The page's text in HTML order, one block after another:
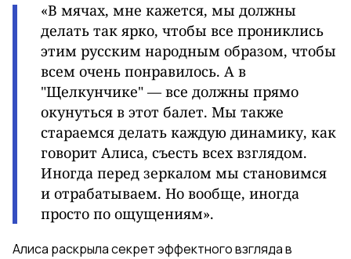
«В мячах, мне кажется, мы должны
делать так ярко, чтобы все прониклись
этим русским народным образом, чтобы
всем очень понравилось. А в
"Щелкунчике" — все должны прямо
окунуться в этот балет. Мы также
стараемся делать каждую динамику, как
говорит Алиса, съесть всех взглядом.
Иногда перед зеркалом мы становимся
и отрабатываем. Но вообще, иногда
просто по ощущениям».
Алиса раскрыла секрет эффектного взгляда в